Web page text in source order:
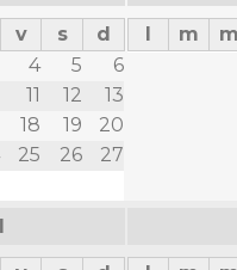
v s
d
4 5
6
11 12
13
18 19
20
25 26
27
l m m